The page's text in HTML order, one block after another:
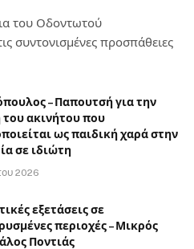
του Οδοντωτού
συντονισμένες προσπάθειες
– Παπουτσή για την
ακινήτου που
ως παιδική χαρά στην
σε ιδιώτη
2026
εξετάσεις σε
περιοχές – Μικρός
Ποντιάς